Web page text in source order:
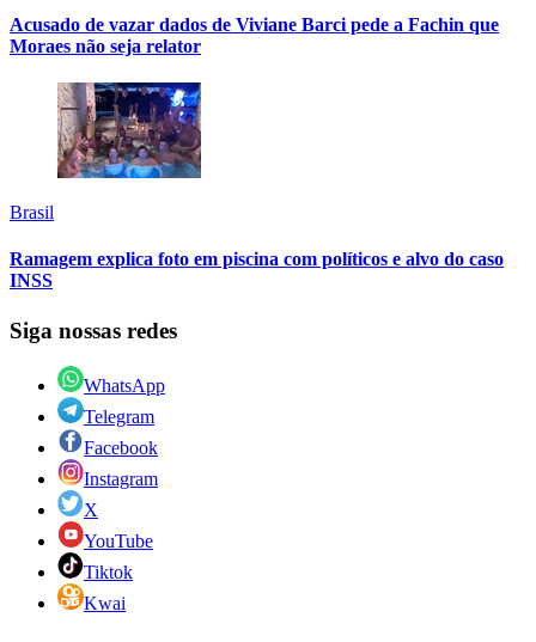
Acusado de vazar dados de Viviane Barci pede a Fachin que
Moraes não seja relator
Brasil
Ramagem explica foto em piscina com políticos e alvo do caso
INSS
Siga nossas redes
WhatsApp
Telegram
Facebook
Instagram
X
YouTube
Tiktok
Kwai